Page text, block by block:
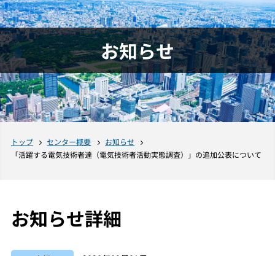
お知らせ
トップ センター概要
お知らせ
「活躍する電気技術者達（電気技術者活動実態調査）」の追加公表について
お知らせ詳細